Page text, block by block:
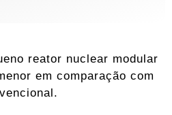
reator nuclear modular
em comparação com